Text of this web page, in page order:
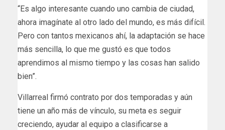
“Es algo interesante cuando uno cambia de ciudad,
ahora imagínate al otro lado del mundo, es más difícil.
Pero con tantos mexicanos ahí, la adaptación se hace
más sencilla, lo que me gustó es que todos
aprendimos al mismo tiempo y las cosas han salido
bien”.
Villarreal firmó contrato por dos temporadas y aún
tiene un año más de vínculo, su meta es seguir
creciendo, ayudar al equipo a clasificarse a